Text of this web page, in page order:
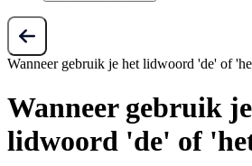
Wanneer gebruik je het lidwoord 'de' of
Wanneer gebruik
lidwoord 'de' of